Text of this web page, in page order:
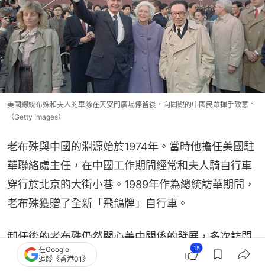
美國總統布殊和夫人的車隊在天安門廣場停留後，向圍觀的中國民眾揮手致意。
（Getty Images）
老布殊與中國的淵源始於1974年。當時他擔任美國駐
華聯絡處主任，在中國工作期間經常和夫人騎自行車
穿行於北京的大街小巷。1989年作為總統訪華期間，
老布殊獲贈了全新「飛鴿牌」自行車。
卸任後的老布殊仍然關心美中關係的發展，多次訪問
中國，還與家人參加了2008年北京奧運會的開幕式。
在Google
追蹤《香港01》
15